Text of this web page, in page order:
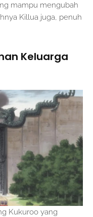
mampu mengubah
Killua juga, penuh
Keluarga
Kukuroo yang